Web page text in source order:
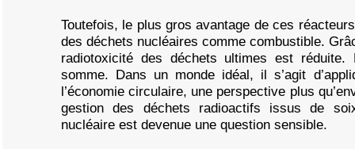
Toutefois, le plus gros avantage de ces
des déchets nucléaires comme combustible.
radiotoxicité des déchets ultimes est
somme. Dans un monde idéal, il s’agit
l’économie circulaire, une perspective plus
gestion des déchets radioactifs issus de
nucléaire est devenue une question sensible.